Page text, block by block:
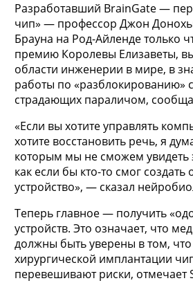
Разработавший BrainGate —
чип» — профессор Джон
Брауна на Род-Айленде только
премию Королевы Елизаветы,
области инженерии в мире, в
работы по «разблокированию»
страдающих параличом,
«Если вы хотите управлять
хотите восстановить речь, я
которым мы не сможем увидеть
как если бы кто-то смог
устройство», — сказал
Теперь главное — получить
устройств. Это означает, что
должны быть уверены в том,
хирургической имплантации
перевешивают риски, отмечает